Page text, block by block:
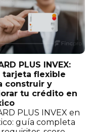
PLUS INVEX:
tarjeta flexible
construir y
tu crédito en
PLUS INVEX en
guía completa